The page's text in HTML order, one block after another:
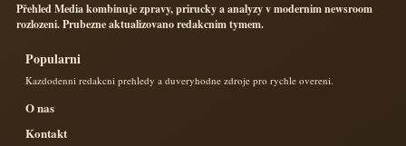
Přehled Media kombinuje zpravy, prirucky a analyzy v modernim newsroom
rozlozeni. Prubezne aktualizovano redakcnim tymem.
Popularni
Kazdodenni redakcni prehledy a duveryhodne zdroje pro rychle overeni.
O nas
Kontakt